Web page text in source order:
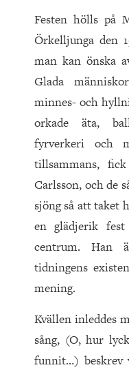
Festen hölls på
Örkelljunga den
man kan önska
Glada
minnes- och
orkade äta,
fyrverkeri och
tillsammans,
Carlsson, och de
sjöng så att taket
en glädjerik fest
centrum. Han
tidningens
mening.
Kvällen inleddes
sång, (O, hur
funnit…) beskrev